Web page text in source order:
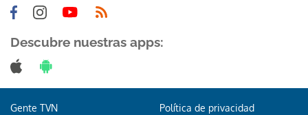
Descubre nuestras apps:
Gente TVN Política de privacidad